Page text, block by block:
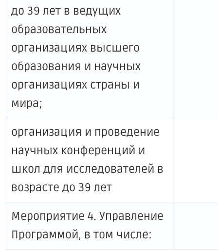
до 39 лет в ведущих
образовательных
организациях высшего
образования и научных
организациях страны и
мира;
организация и проведение
научных конференций и
школ для исследователей в
возрасте до 39 лет
Мероприятие 4. Управление
Программой, в том числе: